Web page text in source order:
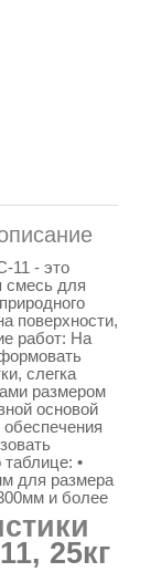
11 - это
смесь для
поверхности,
работ: На
слегка
размером
основой
•
для размера
и более
25кг